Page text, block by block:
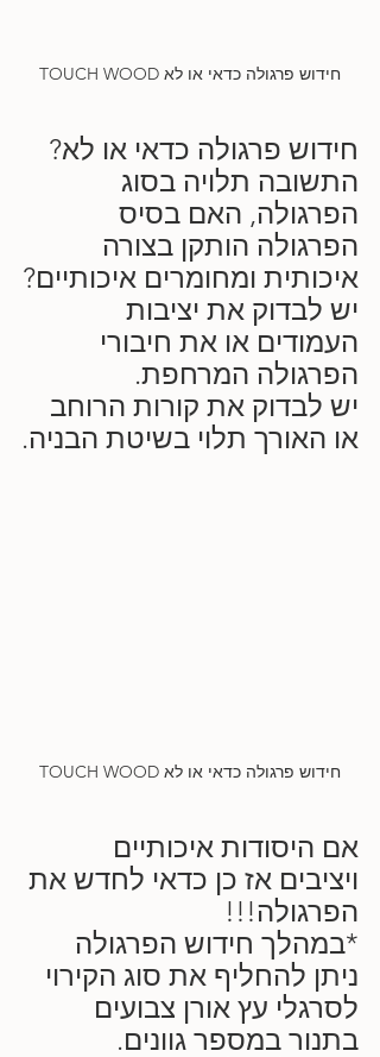
חידוש פרגולה כדאי או לא TOUCH WOOD
חידוש פרגולה כדאי או לא?
התשובה תלויה בסוג
הפרגולה, האם בסיס
הפרגולה הותקן בצורה
איכותית ומחומרים איכותיים?
יש לבדוק את יציבות
העמודים או את חיבורי
הפרגולה המרחפת.
יש לבדוק את קורות הרוחב
או האורך תלוי בשיטת הבניה.
חידוש פרגולה כדאי או לא TOUCH WOOD
אם היסודות איכותיים
ויציבים אז כן כדאי לחדש את
הפרגולה!!!
*במהלך חידוש הפרגולה
ניתן להחליף את סוג הקירוי
לסרגלי עץ אורן צבועים
בתנור במספר גוונים.